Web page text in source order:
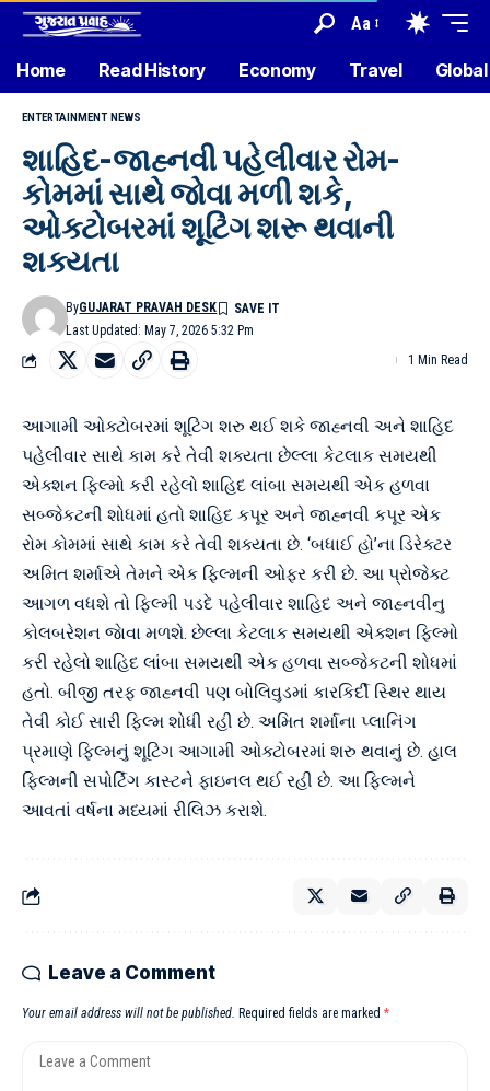
Aa
Home Read History Economy Travel
ENTERTAINMENT NEWS
શાહિદ-જાહ્નવી પહેલીવાર રોમ-
કોમમાં સાથે જોવા મળી શકે,
ઓક્ટોબરમાં શૂટિંગ શરૂ થવાની
શક્યતા
Last Updated: May 7, 2026 5:32 Pm
ByGUJARAT PRAVAH DESK
1 Min Read
આગામી ઓક્ટોબરમાં શૂટિંગ શરુ થઈ શકે જાહ્નવી અને શાહિદ
પહેલીવાર સાથે કામ કરે તેવી શક્યતા છેલ્લા કેટલાક સમયથી
એક્શન ફિલ્મો કરી રહેલો શાહિદ લાંબા સમયથી એક હળવા
સબ્જેકટની શોધમાં હતો શાહિદ કપૂર અને જાહ્નવી કપૂર એક
રોમ કોમમાં સાથે કામ કરે તેવી શક્યતા છે. ‘બધાઈ હો’ના ડિરેક્ટર
અમિત શર્માએ તેમને એક ફિલ્મની ઓફર કરી છે. આ પ્રોજેક્ટ
આગળ વધશે તો ફિલ્મી પડદે પહેલીવાર શાહિદ અને જાહ્નવીનુ
કોલબરેશન જાેવા મળશે. છેલ્લા કેટલાક સમયથી એક્શન ફિલ્મો
કરી રહેલો શાહિદ લાંબા સમયથી એક હળવા સબ્જેકટની શોધમાં
હતો. બીજી તરફ જાહ્નવી પણ બોલિવુડમાં કારકિર્દી સ્થિર થાય
તેવી કોઈ સારી ફિલ્મ શોધી રહી છે. અમિત શર્માના પ્લાનિંગ
પ્રમાણે ફિલ્મનું શૂટિંગ આગામી ઓક્ટોબરમાં શરુ થવાનું છે. હાલ
ફિલ્મની સપોર્ટિંગ કાસ્ટને ફાઇનલ થઈ રહી છે. આ ફિલ્મને
આવતાં વર્ષના મધ્યમાં રીલિઝ કરાશે.
Leave a Comment
Your email address will not be published. Required fields are marked *